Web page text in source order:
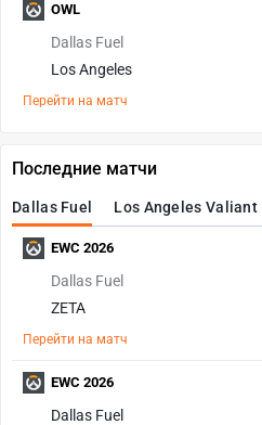
Dallas Fuel
Los Angeles
Перейти на матч
OWL
Последние матчи
Dallas Fuel Los Angeles Valiant
Dallas Fuel
ZETA
Перейти на матч
EWC 2026
Dallas Fuel
EWC 2026